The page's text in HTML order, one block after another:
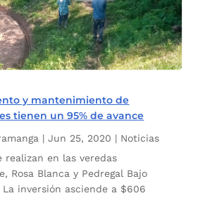
y mantenimiento de
tienen un 95% de avance
|Jun 25, 2020 | Noticias
realizan en las veredas
Rosa Blanca y Pedregal Bajo
inversión asciende a $606